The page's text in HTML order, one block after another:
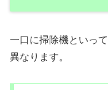
一口に掃除機といっ
異なります。